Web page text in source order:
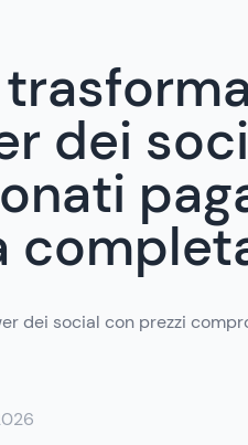
dei
dei social con prezzi